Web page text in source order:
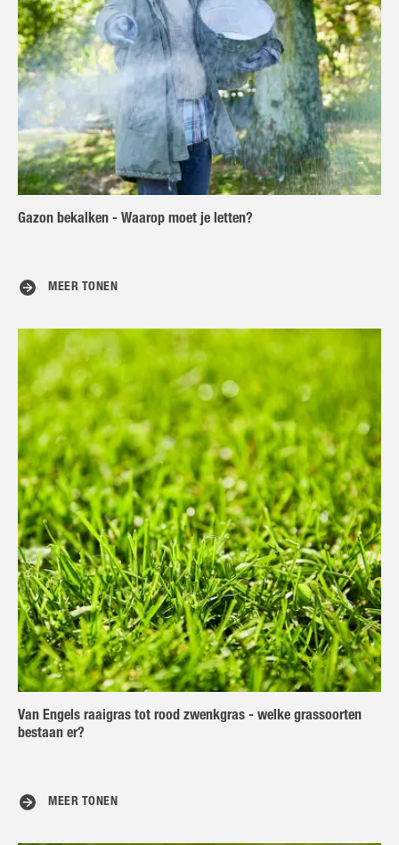
Gazon bekalken - Waarop moet je letten?
MEER TONEN
Van Engels raaigras tot rood zwenkgras - welke grassoorten
bestaan er?
MEER TONEN